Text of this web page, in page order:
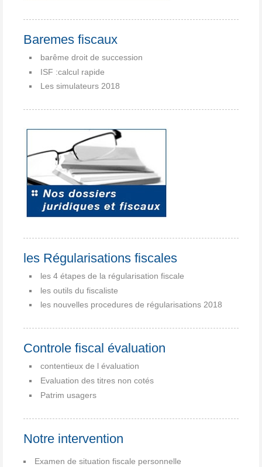
Baremes fiscaux
barême droit de succession
ISF :calcul rapide
Les simulateurs 2018
les Régularisations fiscales
les 4 étapes de la régularisation fiscale
les outils du fiscaliste
les nouvelles procedures de régularisations 2018
Controle fiscal évaluation
contentieux de l évaluation
Evaluation des titres non cotés
Patrim usagers
Notre intervention
Examen de situation fiscale personnelle